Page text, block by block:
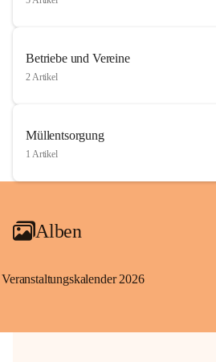
Betriebe und Vereine
2 Artikel
Müllentsorgung
1 Artikel
Alben
Veranstaltungskalender 2026